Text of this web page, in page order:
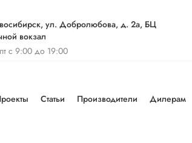
ул. Добролюбова, д. 2а, БЦ
вокзал
с 9:00 до 19:00
Статьи Производители Дилерам